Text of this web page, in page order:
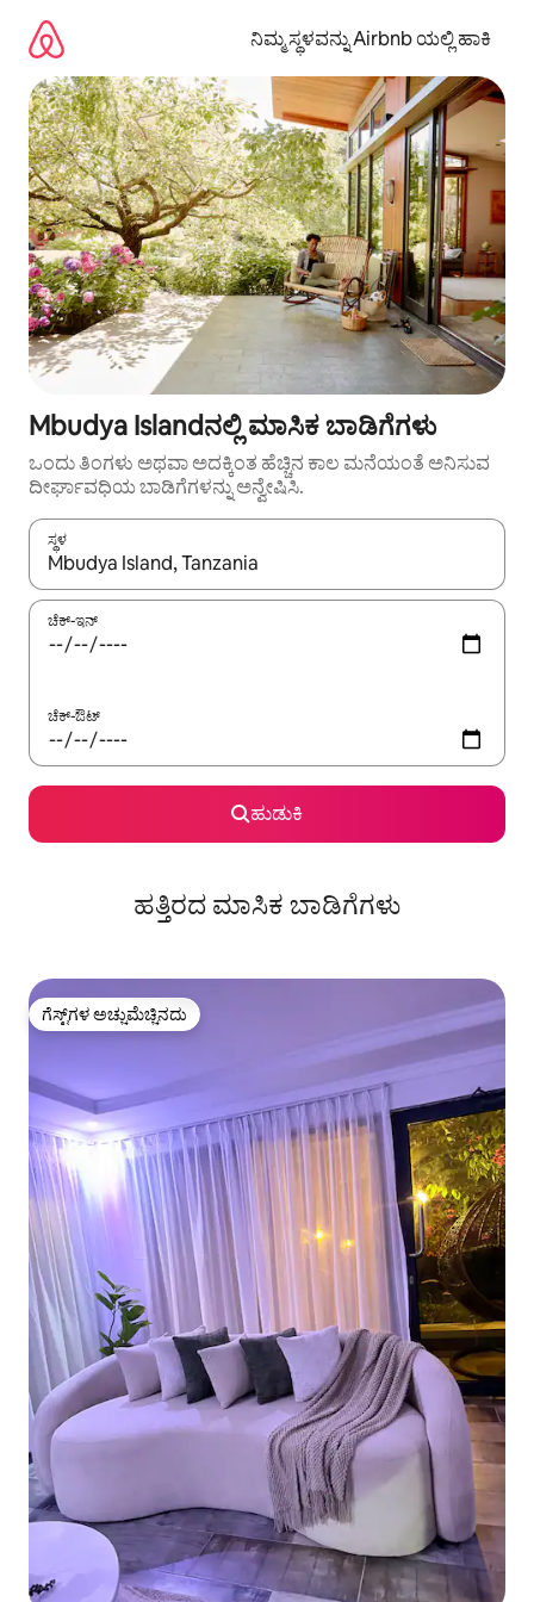
ಹೋಗಿ
ನಿಮ್ಮ ಸ್ಥಳವನ್ನು Airbnb ಯಲ್ಲಿ ಹಾಕಿ
Mbudya Islandನಲ್ಲಿ ಮಾಸಿಕ ಬಾಡಿಗೆಗಳು
ಒಂದು ತಿಂಗಳು ಅಥವಾ ಅದಕ್ಕಿಂತ ಹೆಚ್ಚಿನ ಕಾಲ ಮನೆಯಂತೆ ಅನಿಸುವ
ದೀರ್ಘಾವಧಿಯ ಬಾಡಿಗೆಗಳನ್ನು ಅನ್ವೇಷಿಸಿ.
ಸ್ಥಳ
ಫಲಿತಾಂಶಗಳು ಲಭ್ಯವಿರುವಾಗ, ಅಪ್ ಮತ್ತು ಡೌನ್ ಬಾಣದ ಕೀಲಿಗಳೊಂದಿಗೆ
ಚೆಕ್-ಇನ್
ಚೆಕ್-ಔಟ್
ಹುಡುಕಿ
ಹತ್ತಿರದ ಮಾಸಿಕ ಬಾಡಿಗೆಗಳು
ಗೆಸ್ಟ್‌ಗಳ ಅಚ್ಚುಮೆಚ್ಚಿನದು
ಗೆಸ್ಟ್‌ಗಳ ಅಚ್ಚುಮೆಚ್ಚಿನದು